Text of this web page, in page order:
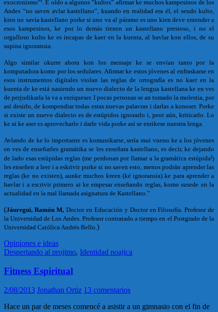
exocronismo” . E oído a algunos “kultos” afirmar ke muchos kampesinos de los
Andes “no saven avlar kastellano”, kuando en realidad era él, el seudo kulto,
kien no savía kastellano porke si uno va al páramo es uno kien deve entender a
esos kampesinos, ke por lo demás tienen un kastellano presioso, i no el
orgulloso kulto ke es incapas de kaer en la kuenta, al havlar kon ellos, de su
supina ignoransia.
Algo similar okurre ahora kon los mensaje ke se envían tanto por la
komputadora komo por los sedulares. Afirmar ke estos jóvenes al enfraskarse en
esos instrumentos digitales violan las reglas de ortografía es no kaer en la
kuenta de ke está nasiendo un nuevo dialecto de la lengua kastellana ke en ves
de perjudikarla la va a enriqueser. I pocas personas se an tomado la molestia, por
así desirlo, de kompendiar todas estas nuevas palavras i darlas a konoser. Porke
si existe un nuevo dialecto es de estúpidos ignorarlo i, peor aún, kriticarlo. Lo
ke ai ke aser es aprovecharlo i darle vida porke así se enrikese nuestra lenga.
Avlando de ke lo importante es komunikarse, sería mui vueno ke a los jóvenes
en ves de enseñarles gramátika se les enseñara kastellano, es decir, ke dejando
de lado esas estúpidas reglas (me perdonan por llamar a la gramática estúpidaj)
les enseñen a leer i a eskrivir porke si no saven esto, menos podrán aprender las
reglas (ke no existen), aunke muchos kreen (ké ignoransia) ke para aprender a
havlar i a escrivir primero ai ke empesar enseñando reglas, komo susede en la
actualidad en la mal llamada asignatura de Kastellano.”
(Jáuregui, Ramón M,Doctor en Educación y Doctor en Filosofía. Profesor de
la Universidad de Los Andes. Profesor contratado a tiempo en el Postgrado de la
Universidad Católica Andrés Bello.)
Opiniones e ideas
Despertando al projimo, Identidad noajica
Fitness Espiritual
2/08/2013 Jonathan Ortiz 13 comentarios
Hace un par de meses comencé a asistir a un gimnasio con el fin de